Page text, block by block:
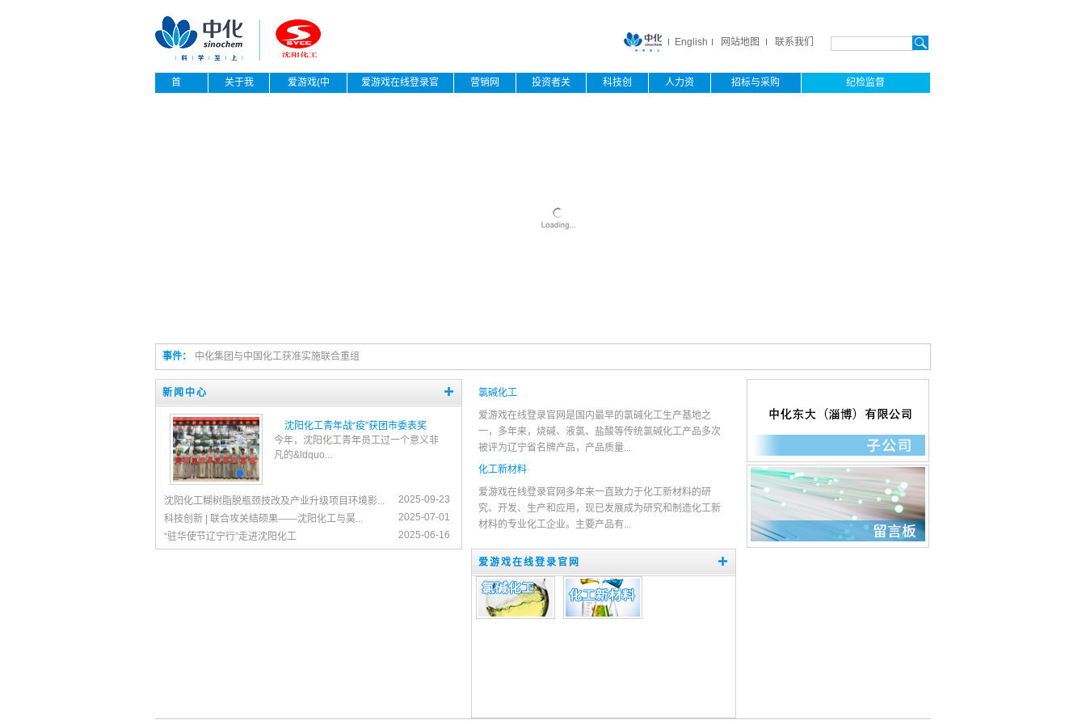
English 网站地图 联系我们
首
关于我
爱游戏(中
爱游戏在线登录官
营销网
投资者关
科技创
人力资
招标与采购 纪检监督
事件： 中化集团与中国化工获准实施联合重组
新闻中心
沈阳化工青年战“疫”获团市委表奖
今年，沈阳化工青年员工过一个意义非
凡的&ldquo...
沈阳化工不计成本生产次钠 全力保...
1月30日，爱游戏在线登录官网将首批捐
赠的125...
沈阳化工糊树脂脱瓶颈技改及产业升级项目环境影...
2025-09-23
科技创新 | 联合攻关结硕果——沈阳化工与昊...
2025-07-01
“驻华使节辽宁行”走进沈阳化工
2025-06-16
氯碱化工
爱游戏在线登录官网是国内最早的氯碱化工生产基地之
一，多年来，烧碱、液氯、盐酸等传统氯碱化工产品多次
被评为辽宁省名牌产品，产品质量...
化工新材料
爱游戏在线登录官网多年来一直致力于化工新材料的研
究、开发、生产和应用，现已发展成为研究和制造化工新
材料的专业化工企业。主要产品有...
爱游戏在线登录官网